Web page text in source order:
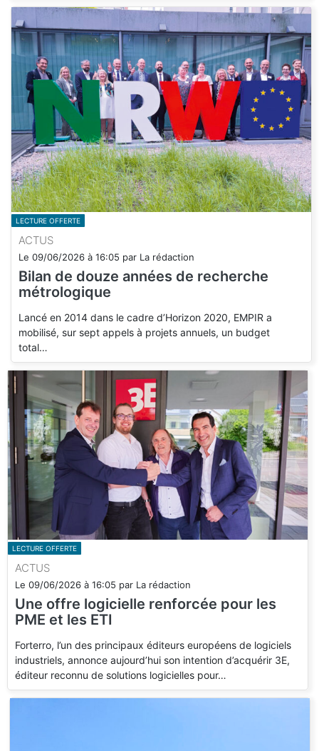
LECTURE OFFERTE
ACTUS
Le 09/06/2026 à 16:05 par La rédaction
Bilan de douze années de recherche
métrologique
Lancé en 2014 dans le cadre d’Horizon 2020, EMPIR a
mobilisé, sur sept appels à projets annuels, un budget
total…
LECTURE OFFERTE
ACTUS
Le 09/06/2026 à 16:05 par La rédaction
Une offre logicielle renforcée pour les
PME et les ETI
Forterro, l’un des principaux éditeurs européens de logiciels
industriels, annonce aujourd’hui son intention d’acquérir 3E,
éditeur reconnu de solutions logicielles pour…